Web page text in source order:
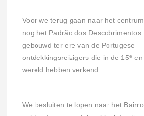
Voor we terug gaan naar het
nog het Padrão dos
gebouwd ter ere van de Portugese
ontdekkingsreizigers die in de 15e en
wereld hebben verkend.
We besluiten te lopen naar het